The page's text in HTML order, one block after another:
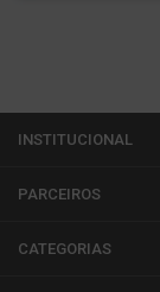
INSTITUCIONAL
PARCEIROS
CATEGORIAS